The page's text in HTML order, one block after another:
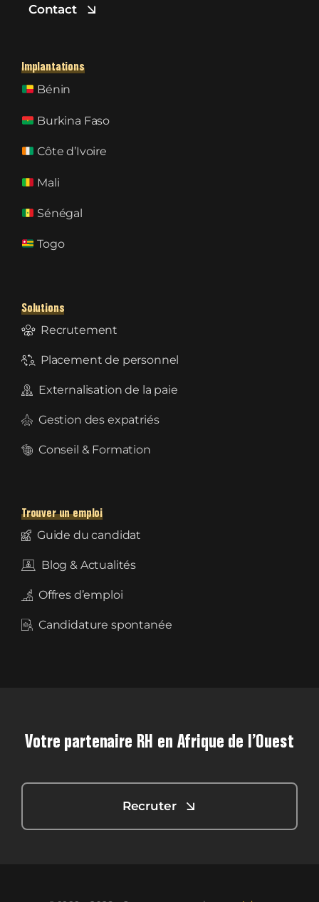
Contact
Implantations
Bénin
Burkina Faso
Côte d’Ivoire
Mali
Sénégal
Togo
Solutions
Recrutement
Placement de personnel
Externalisation de la paie
Gestion des expatriés
Conseil & Formation
Trouver un emploi
Guide du candidat
Blog & Actualités
Offres d’emploi
Candidature spontanée
Votre partenaire RH en Afrique de l’Ouest
Recruter